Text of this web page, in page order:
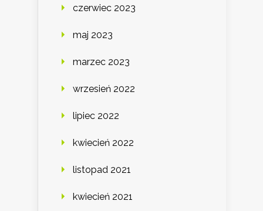
czerwiec 2023
maj 2023
marzec 2023
wrzesień 2022
lipiec 2022
kwiecień 2022
listopad 2021
kwiecień 2021